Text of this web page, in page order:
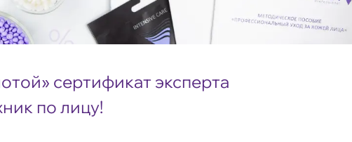
сертификат эксперта
по лицу!